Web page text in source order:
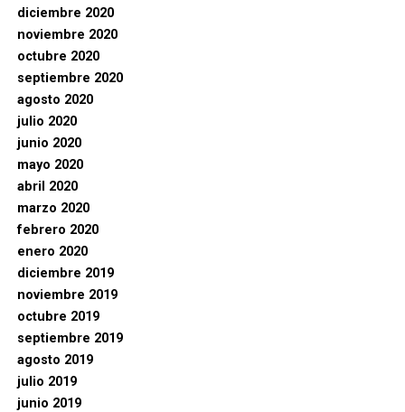
diciembre 2020
noviembre 2020
octubre 2020
septiembre 2020
agosto 2020
julio 2020
junio 2020
mayo 2020
abril 2020
marzo 2020
febrero 2020
enero 2020
diciembre 2019
noviembre 2019
octubre 2019
septiembre 2019
agosto 2019
julio 2019
junio 2019